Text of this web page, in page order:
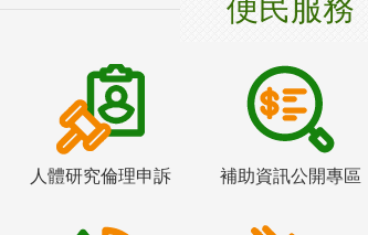
便民服務
人體研究倫理申訴 補助資訊公開專區